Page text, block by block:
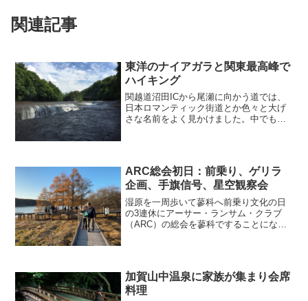
関連記事
東洋のナイアガラと関東最高峰で
ハイキング
関越道沼田ICから尾瀬に向かう道では、
日本ロマンティック街道とか色々と大げ
さな名前をよく見かけました。中でも
ことにしました。幅30m...
ARC総会初日：前乗り、ゲリラ
企画、手旗信号、星空観察会
湿原を一周歩いて蓼科へ前乗り文化の日
の3連休にアーサー・ランサム・クラブ
（ARC）の総会を蓼科ですることになり
周歩くと・・・池の中の可...
加賀山中温泉に家族が集まり会席
料理